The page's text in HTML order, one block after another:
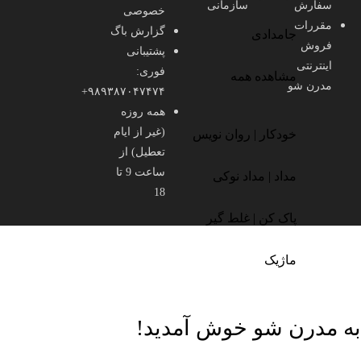
جامدادی
مشاهده همه
خودکار | روان نویس
مداد | مداد نوکی
پاک کن | غلط گیر
ماژیک
سفارش
مقررات
فروش
اینترنتی
مدرن شو
سازمانی
خصوصی
گزارش باگ
پشتیبانی
فوری:
۹۸۹۳۸۷۰۴۷۴۷۴+
همه روزه
(غیر از ایام
تعطیل) از
ساعت 9 تا
18
به مدرن شو خوش آمدید!